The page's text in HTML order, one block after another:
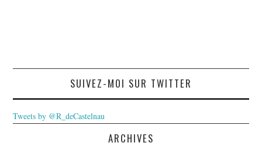
SUIVEZ-MOI SUR TWITTER
Tweets by @R_deCastelnau
ARCHIVES